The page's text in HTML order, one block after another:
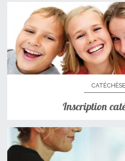
CATÉCHÈSE
Inscription